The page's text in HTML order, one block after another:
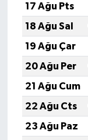
17 Ağu Pts
18 Ağu Sal
19 Ağu Çar
20 Ağu Per
21 Ağu Cum
22 Ağu Cts
23 Ağu Paz